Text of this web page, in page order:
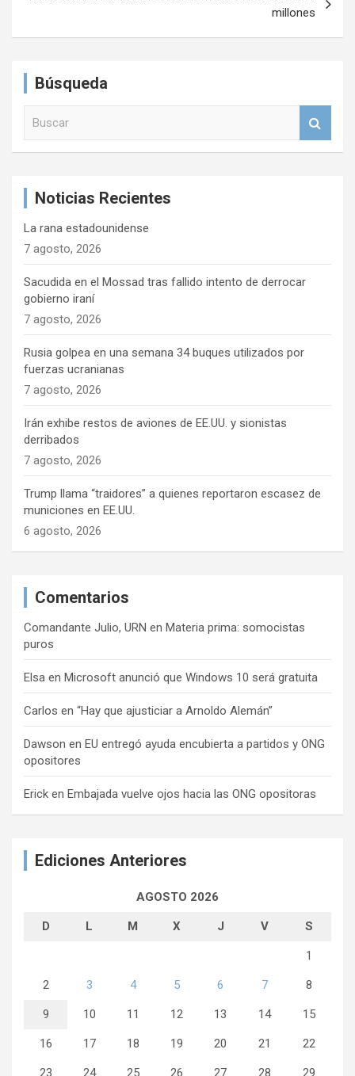
g
millones
Búsqueda
Noticias Recientes
La rana estadounidense
7 agosto, 2026
Sacudida en el Mossad tras fallido intento de derrocar
gobierno iraní
7 agosto, 2026
Rusia golpea en una semana 34 buques utilizados por
fuerzas ucranianas
7 agosto, 2026
Irán exhibe restos de aviones de EE.UU. y sionistas
derribados
7 agosto, 2026
Trump llama “traidores” a quienes reportaron escasez de
municiones en EE.UU.
6 agosto, 2026
Comentarios
Comandante Julio, URN en Materia prima: somocistas
puros
Elsa en Microsoft anunció que Windows 10 será gratuita
Carlos en “Hay que ajusticiar a Arnoldo Alemán”
Dawson en EU entregó ayuda encubierta a partidos y ONG
opositores
Erick en Embajada vuelve ojos hacia las ONG opositoras
Ediciones Anteriores
AGOSTO 2026
D L M X J V S
1
2 3 4 5 6 7 8
9 10 11 12 13 14 15
16 17 18 19 20 21 22
23 24 25 26 27 28 29